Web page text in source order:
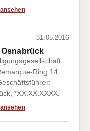
31.05.2016
Osnabrück
Ring 14,
*XX.XX.XXXX.